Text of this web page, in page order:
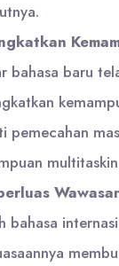
bahasa baru
pemecahan
bahasa